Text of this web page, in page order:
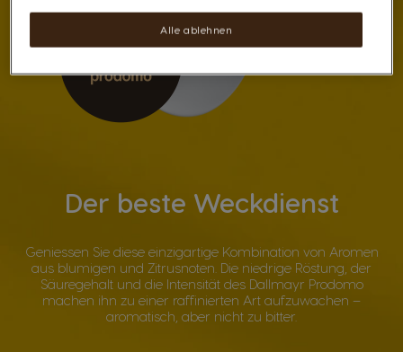
Der beste Weckdienst
Geniessen Sie diese einzigartige Kombination von Aromen
aus blumigen und Zitrusnoten. Die niedrige Röstung, der
Säuregehalt und die Intensität des Dallmayr Prodomo
machen ihn zu einer raffinierten Art aufzuwachen –
aromatisch, aber nicht zu bitter.
Alle ablehnen